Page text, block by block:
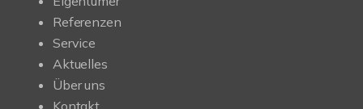
Referenzen
Service
Aktuelles
Über uns